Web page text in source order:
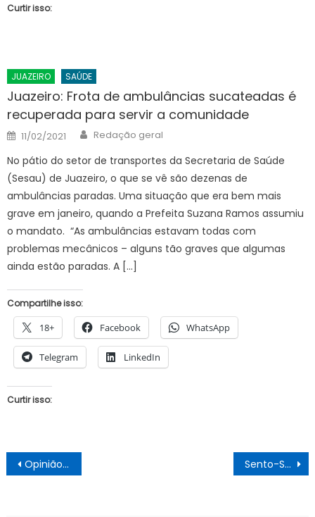
Curtir isso:
JUAZEIRO SAÚDE
Juazeiro: Frota de ambulâncias sucateadas é
recuperada para servir a comunidade
Posted
on
11/02/2021 Author
Redação geral
No pátio do setor de transportes da Secretaria de Saúde
(Sesau) de Juazeiro, o que se vê são dezenas de
ambulâncias paradas. Uma situação que era bem mais
grave em janeiro, quando a Prefeita Suzana Ramos assumiu
o mandato. “As ambulâncias estavam todas com
problemas mecânicos – alguns tão graves que algumas
ainda estão paradas. A […]
Compartilhe isso:
18+ Facebook WhatsApp
Telegram LinkedIn
Curtir isso:
Navegação
de
Opinião: Requerimento aos homens da Equipe de Transição de Suzana Ramos Sento-Sé: Colisão entre motocicletas deixa dois mortos e três feridos